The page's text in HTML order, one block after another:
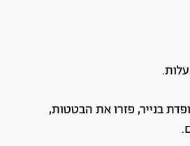
בנייר, פזרו את הבטטות,